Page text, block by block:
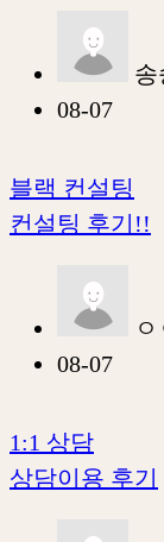
송
08-07
블랙 컨설팅
컨설팅 후기!!
ㅇ
08-07
1:1 상담
상담이용 후기